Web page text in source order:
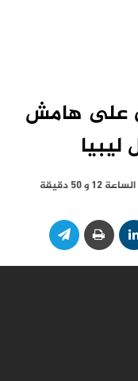
على هامش